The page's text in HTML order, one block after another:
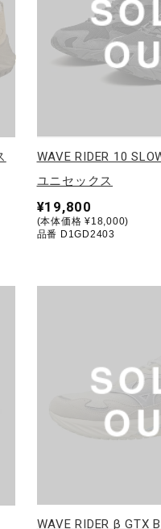
WAVE RIDER 10
ユニセックス
¥19,800
(本体価格 ¥18,000)
品番 D1GD2403
WAVE RIDER β GTX